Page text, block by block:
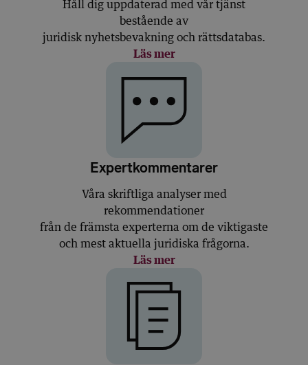
Håll dig uppdaterad med vår tjänst
bestående av
juridisk nyhetsbevakning och rättsdatabas.
Läs mer
Expertkommentarer
Våra skriftliga analyser med
rekommendationer
från de främsta experterna om de viktigaste
och mest aktuella juridiska frågorna.
Läs mer